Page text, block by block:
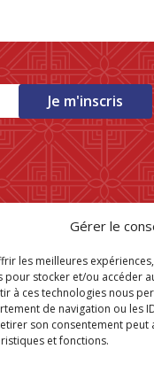
Gérer le
les meilleures
pour stocker et/ou accéder
à ces technologies nous
de navigation ou les
son consentement peut
et fonctions.
Je m'inscris
mon
Paris
Où nous trouver